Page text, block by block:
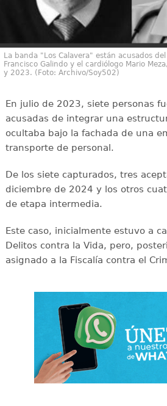
La banda "Los Calavera" están acusados
Francisco Galindo y el cardiólogo Mario
y 2023. (Foto: Archivo/Soy502)
En julio de 2023, siete personas
acusadas de integrar una
ocultaba bajo la fachada de una
transporte de personal.
De los siete capturados, tres
diciembre de 2024 y los otros
de etapa intermedia.
Este caso, inicialmente estuvo a
Delitos contra la Vida, pero,
asignado a la Fiscalía contra el